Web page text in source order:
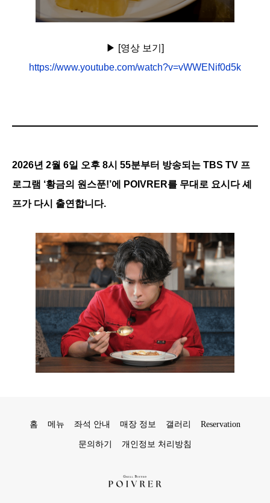
▶︎ [영상 보기]
https://www.youtube.com/watch?v=vWWENif0d5k
2026년 2월 6일 오후 8시 55분부터 방송되는 TBS TV 프
로그램 ‘황금의 원스푼!’에 POIVRER를 무대로 요시다 셰
프가 다시 출연합니다.
홈 메뉴 좌석 안내 매장 정보 갤러리 Reservation
문의하기 개인정보 처리방침